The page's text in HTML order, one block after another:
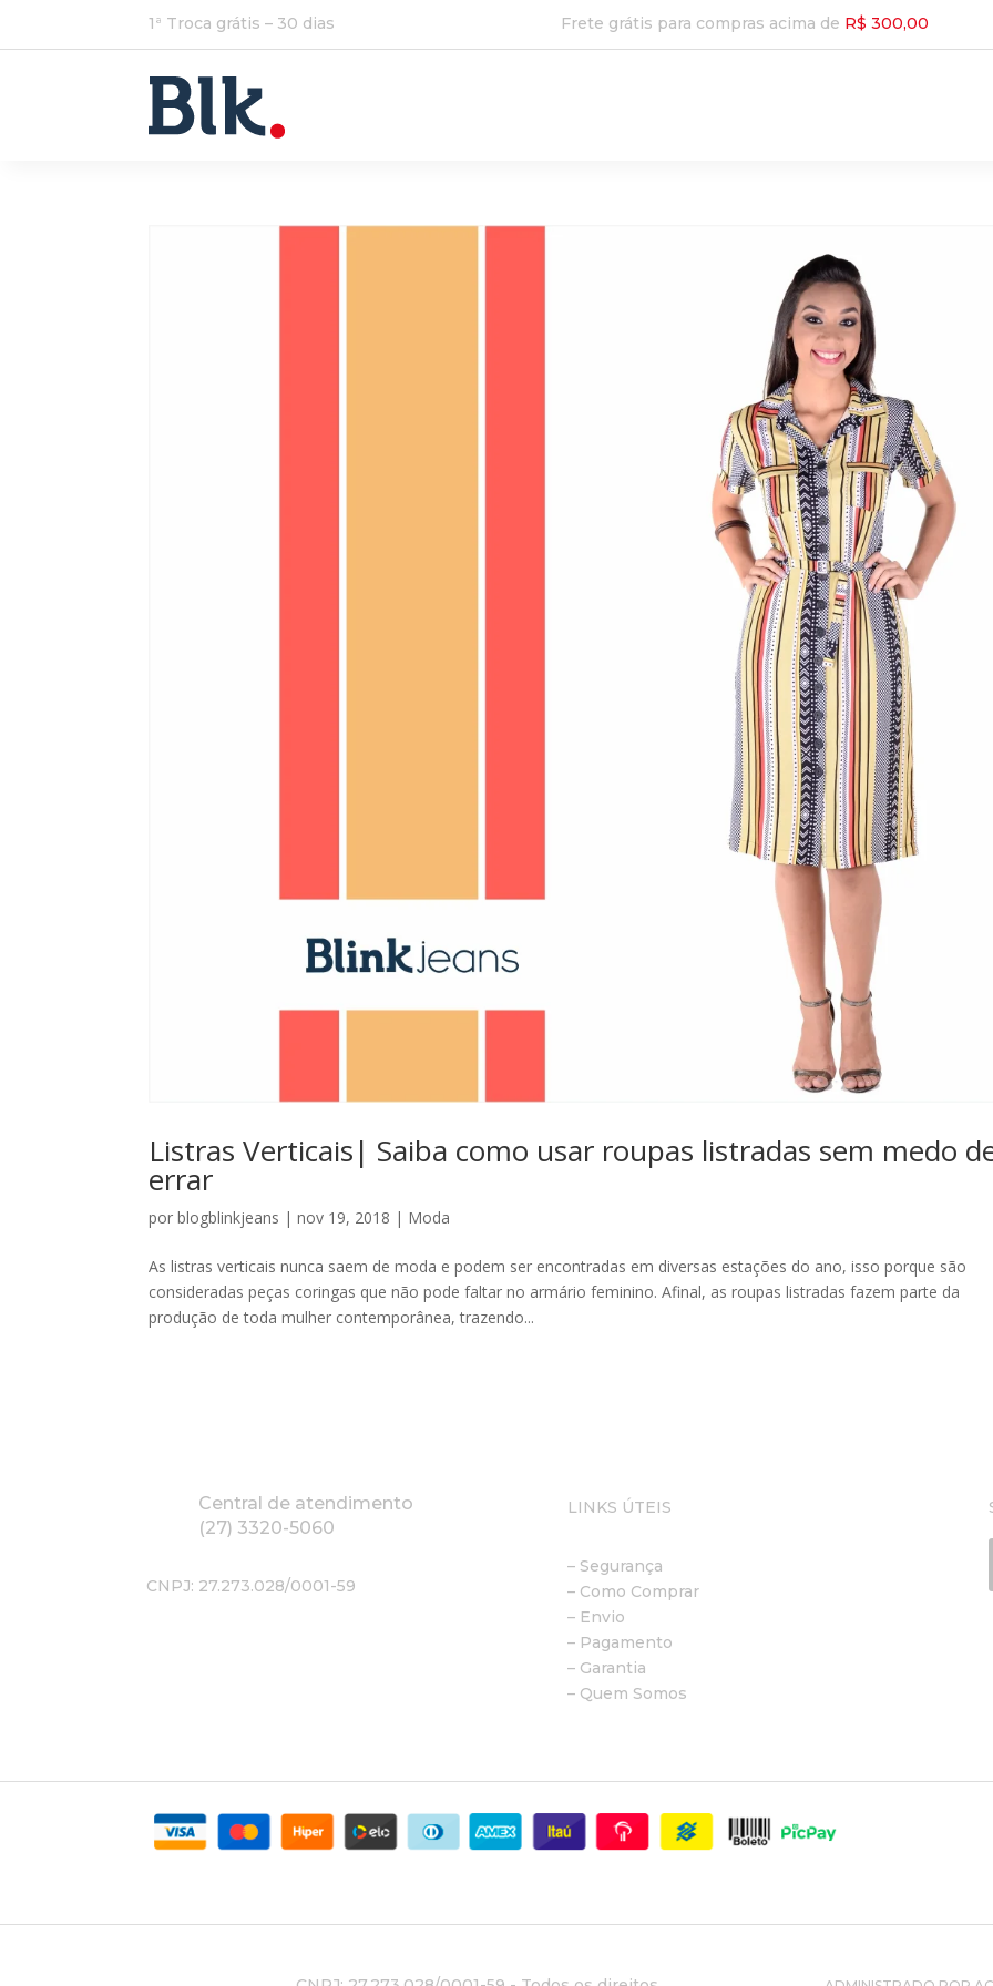
1ª Troca grátis – 30 dias Frete grátis para compras acima de R$ 300,00
Listras Verticais| Saiba como usar roupas listradas sem medo
errar
porblogblinkjeans |nov 19, 2018 | Moda
As listras verticais nunca saem de moda e podem ser encontradas em diversas estações do ano, isso porque são
consideradas peças coringas que não pode faltar no armário feminino. Afinal, as roupas listradas fazem parte da
produção de toda mulher contemporânea, trazendo...
Central de atendimento
(27) 3320-5060
CNPJ: 27.273.028/0001-59
LINKS ÚTEIS
– Segurança
– Como Comprar
– Envio
– Pagamento
– Garantia
– Quem Somos